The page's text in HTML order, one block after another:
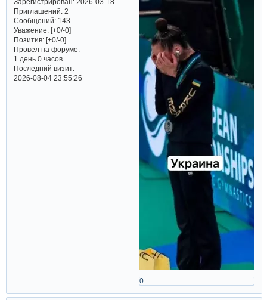
Зарегистрирован: 2026-03-18
Приглашений:2
Сообщений:143
Уважение: [+0/-0]
Позитив: [+0/-0]
Провел на форуме:
1 день 0 часов
Последний визит:
2026-08-04 23:55:26
0